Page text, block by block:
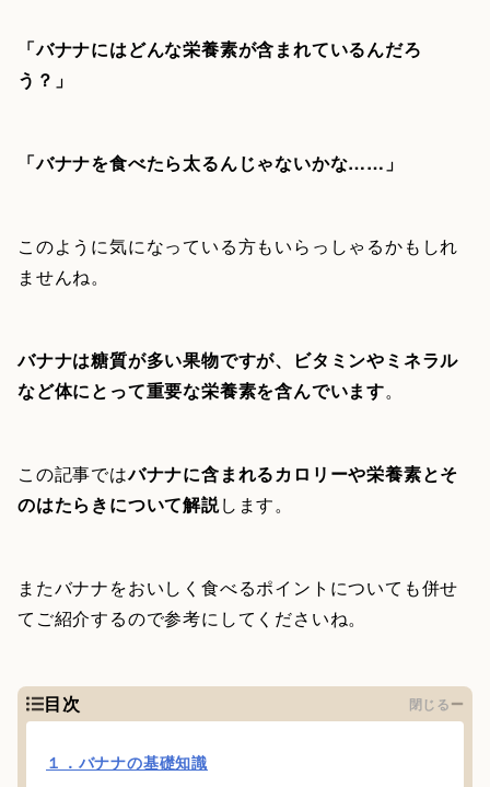
「バナナにはどんな栄養素が含まれているんだろ
う？」
「バナナを食べたら太るんじゃないかな……」
このように気になっている方もいらっしゃるかもしれ
ませんね。
バナナは糖質が多い果物ですが、ビタミンやミネラル
など体にとって重要な栄養素を含んでいます。
この記事ではバナナに含まれるカロリーや栄養素とそ
のはたらきについて解説します。
またバナナをおいしく食べるポイントについても併せ
てご紹介するので参考にしてくださいね。
目次 閉じる
１．バナナの基礎知識